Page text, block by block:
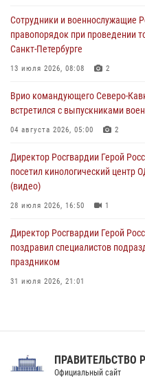
дорогой к Победе в СВО» (видео)
08 августа 2026, 07:00 2
ОМОН «Ойрат» Управления
08 августа 2026, 07:00
В Москве росгвардейцы
08 августа 2026, 06:32 1
Сотрудники и военнослужащие
правопорядок при проведении
Санкт-Петербурге
13 июля 2026, 08:08 2
Врио командующего Северо-
встретился с выпускниками
04 августа 2026, 05:00 2
Директор Росгвардии Герой
посетил кинологический
(видео)
28 июля 2026, 16:50 1
Директор Росгвардии Герой
поздравил специалистов
праздником
31 июля 2026, 21:01
Праздник «Один день с
ПРАВИТЕЛЬСТВО
Официальный сайт